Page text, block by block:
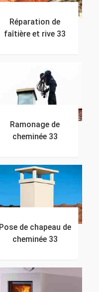
Réparation de
faîtière et rive 33
Ramonage de
cheminée 33
Pose de chapeau de
cheminée 33